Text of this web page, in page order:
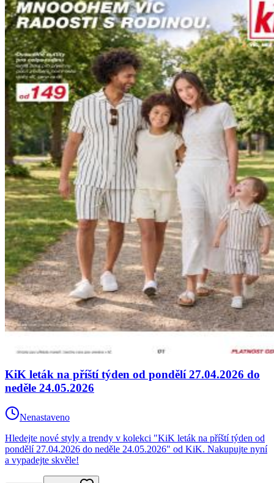
KiK leták na příští týden od pondělí 27.04.2026 do
neděle 24.05.2026
Nenastaveno
Hledejte nové styly a trendy v kolekci "KiK leták na příští týden od
pondělí 27.04.2026 do neděle 24.05.2026" od KiK. Nakupujte nyní
a vypadejte skvěle!